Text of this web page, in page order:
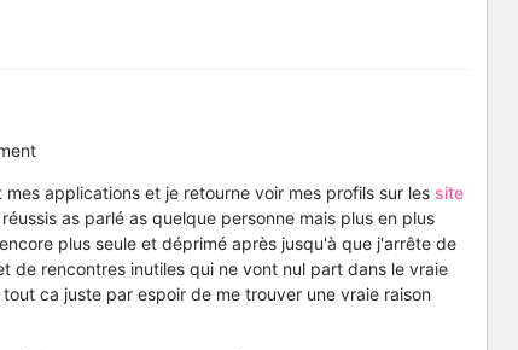
applications et je retourne voir mes profils sur les site
as parlé as quelque personne mais plus en plus
plus seule et déprimé après jusqu'à que j'arrête de
de rencontres inutiles qui ne vont nul part dans le vraie
ca juste par espoir de me trouver une vraie raison